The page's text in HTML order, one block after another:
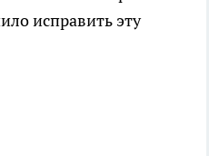
исправить эту